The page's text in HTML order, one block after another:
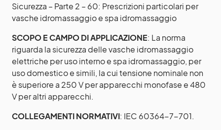
Sicurezza – Parte 2 – 60: Prescrizioni particolari per
vasche idromassaggio e spa idromassaggio
SCOPO E CAMPO DI APPLICAZIONE: La norma
riguarda la sicurezza delle vasche idromassaggio
elettriche per uso interno e spa idromassaggio, per
uso domestico e simili, la cui tensione nominale non
è superiore a 250 V per apparecchi monofase e 480
V per altri apparecchi.
COLLEGAMENTI NORMATIVI: IEC 60364-7-701.